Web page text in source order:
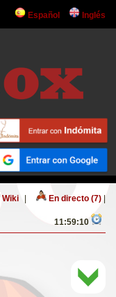
Español Inglés
Wiki En directo (7)
11:59:10